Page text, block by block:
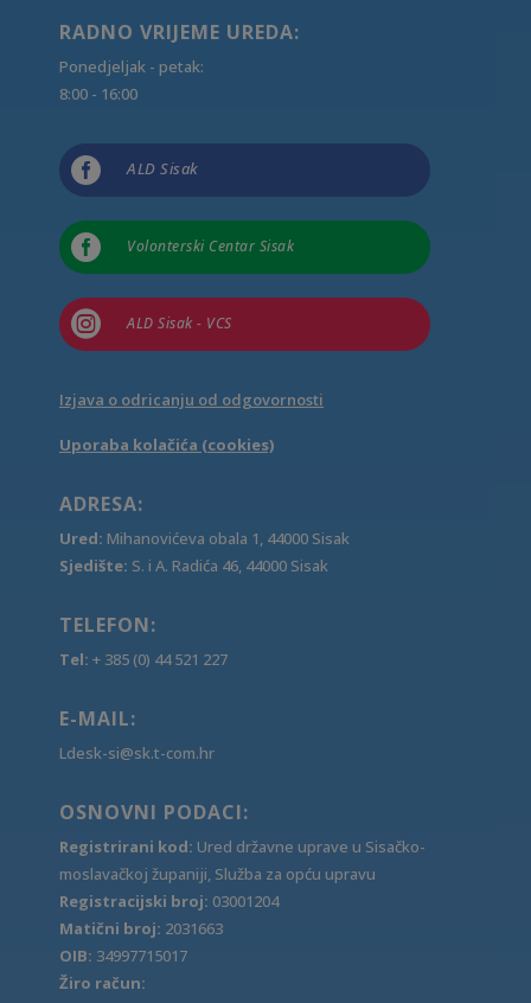
RADNO VRIJEME UREDA:
Ponedjeljak - petak:
8:00 - 16:00
 ALD Sisak
 Volonterski Centar Sisak
 ALD Sisak - VCS
Izjava o odricanju od odgovornosti
Uporaba kolačića (cookies)
ADRESA:
Ured: Mihanovićeva obala 1, 44000 Sisak
Sjedište: S. i A. Radića 46, 44000 Sisak
TELEFON:
Tel: + 385 (0) 44 521 227
E-MAIL:
Ldesk-si@sk.t-com.hr
OSNOVNI PODACI:
Registrirani kod: Ured državne uprave u Sisačko-
moslavačkoj županiji, Služba za opću upravu
Registracijski broj: 03001204
Matični broj: 2031663
OIB: 34997715017
Žiro račun: